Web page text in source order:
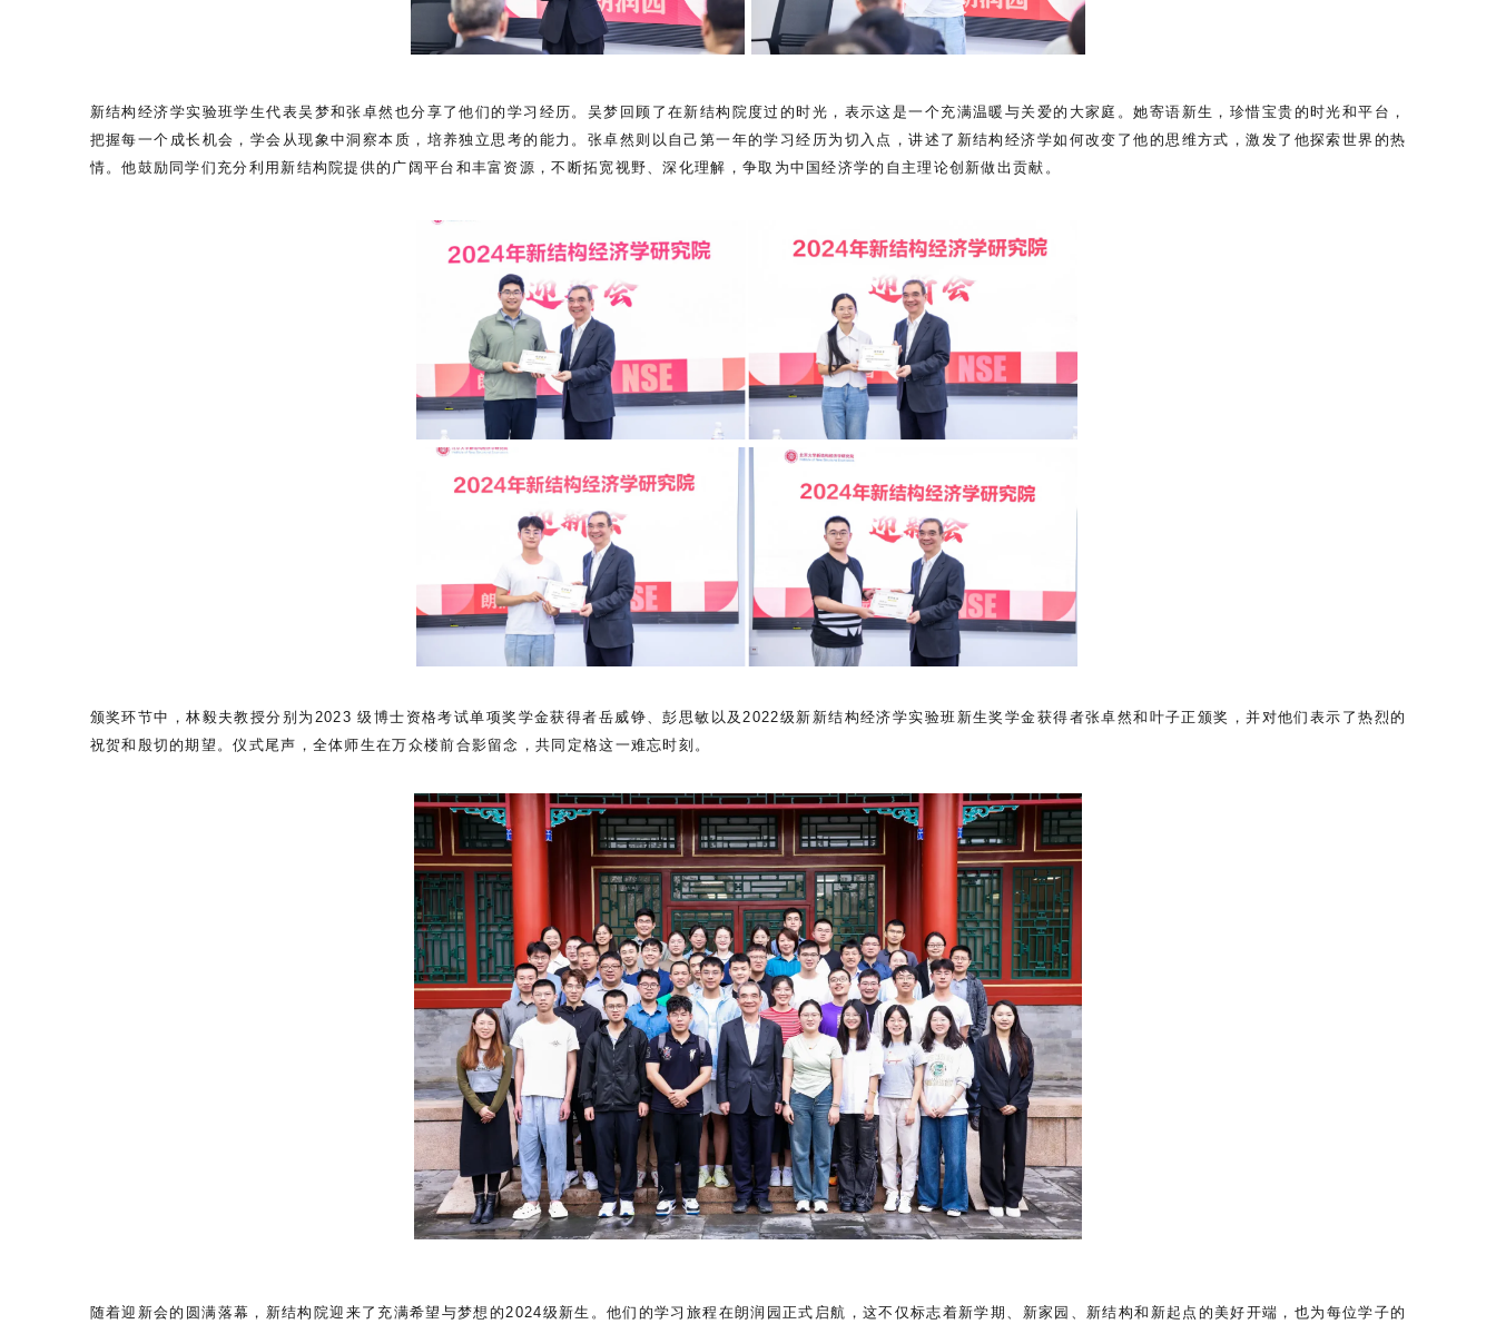
新结构经济学实验班学生代表吴梦和张卓然也分享了他们的学习经历。吴梦回顾了在新结构院度过的时光，表示这是一个充满温暖与关爱的大家庭。她寄语新生，珍惜宝贵的时光和平台，
把握每一个成长机会，学会从现象中洞察本质，培养独立思考的能力。张卓然则以自己第一年的学习经历为切入点，讲述了新结构经济学如何改变了他的思维方式，激发了他探索世界的热
情。他鼓励同学们充分利用新结构院提供的广阔平台和丰富资源，不断拓宽视野、深化理解，争取为中国经济学的自主理论创新做出贡献。
颁奖环节中，林毅夫教授分别为2023 级博士资格考试单项奖学金获得者岳威铮、彭思敏以及2022级新新结构经济学实验班新生奖学金获得者张卓然和叶子正颁奖，并对他们表示了热烈的
祝贺和殷切的期望。仪式尾声，全体师生在万众楼前合影留念，共同定格这一难忘时刻。
随着迎新会的圆满落幕，新结构院迎来了充满希望与梦想的2024级新生。他们的学习旅程在朗润园正式启航，这不仅标志着新学期、新家园、新结构和新起点的美好开端，也为每位学子的